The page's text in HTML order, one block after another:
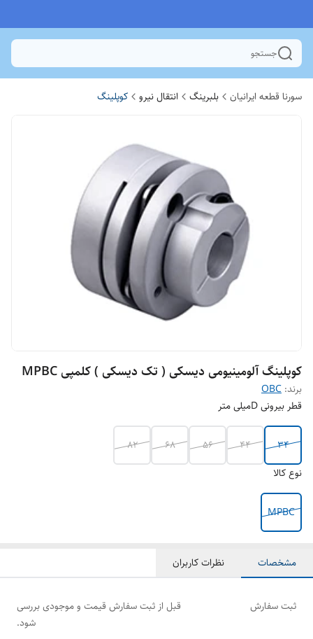
جستجو
سورنا قطعه ایرانیان بلبرینگ انتقال نیرو کوپلینگ
کوپلینگ آلومینیومی دیسکی ( تک دیسکی ) کلمپی MPBC
برند: OBC
قطر بیرونی Dمیلی متر
34
44
56
68
82
نوع کالا
MPBC
مشخصات نظرات کاربران
ثبت سفارش
قبل از ثبت سفارش قیمت و موجودی بررسی
شود.